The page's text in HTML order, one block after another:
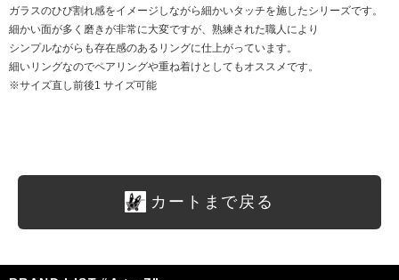
ガラスのひび割れ感をイメージしながら細かいタッチを施したシリーズです。
細かい面が多く磨きが非常に大変ですが、熟練された職人により
シンプルながらも存在感のあるリングに仕上がっています。
細いリングなのでペアリングや重ね着けとしてもオススメです。
※サイズ直し前後1 サイズ可能
カートまで戻る